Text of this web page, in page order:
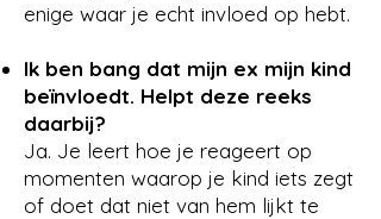
enige waar je echt invloed op hebt.
Ik ben bang dat mijn ex mijn kind
beïnvloedt. Helpt deze reeks
daarbij?
Ja. Je leert hoe je reageert op
momenten waarop je kind iets zegt
of doet dat niet van hem lijkt te